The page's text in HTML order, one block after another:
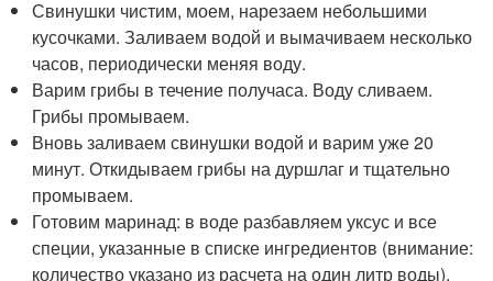
Свинушки чистим, моем, нарезаем небольшими
кусочками. Заливаем водой и вымачиваем несколько
часов, периодически меняя воду.
Варим грибы в течение получаса. Воду сливаем.
Грибы промываем.
Вновь заливаем свинушки водой и варим уже 20
минут. Откидываем грибы на дуршлаг и тщательно
промываем.
Готовим маринад: в воде разбавляем уксус и все
специи, указанные в списке ингредиентов (внимание:
количество указано из расчета на один литр воды).